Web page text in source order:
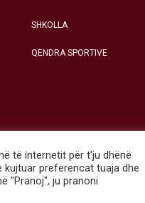
SHKOLLA
QENDRA SPORTIVE
Edukative «Don Bosko» - Prishtinë
të internetit për t'ju dhënë
preferencat tuaja dhe
"Pranoj", ju pranoni